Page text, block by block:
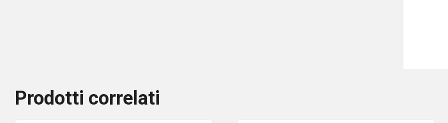
Prodotti correlati